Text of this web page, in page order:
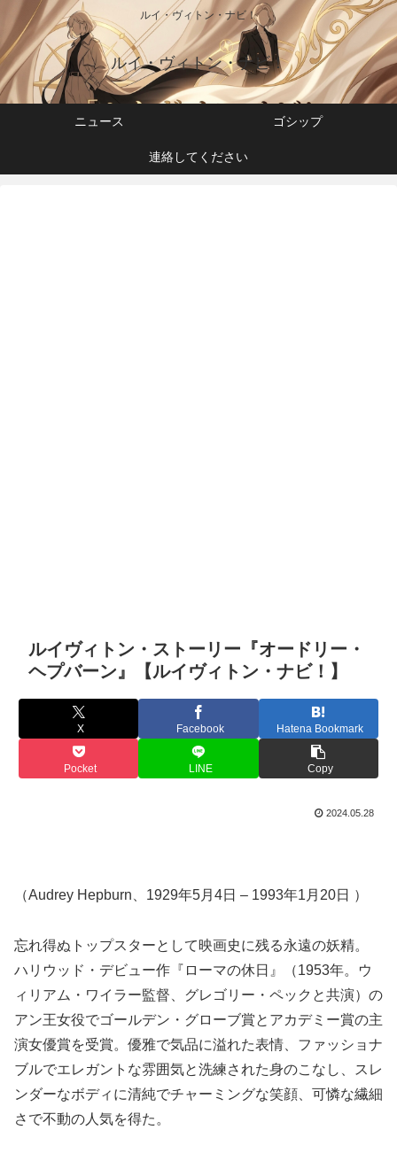
ルイ・ヴィトン・ナビ！
ルイ・ヴィトン・ナビ！
ニュース ゴシップ
連絡してください
ルイヴィトン・ストーリー『オードリー・
ヘプバーン』【ルイヴィトン・ナビ！】
X Facebook Hatena Bookmark
Pocket LINE Copy
2024.05.28
（Audrey Hepburn、1929年5月4日 – 1993年1月20日 ）
忘れ得ぬトップスターとして映画史に残る永遠の妖精。
ハリウッド・デビュー作『ローマの休日』（1953年。ウ
ィリアム・ワイラー監督、グレゴリー・ペックと共演）の
アン王女役でゴールデン・グローブ賞とアカデミー賞の主
演女優賞を受賞。優雅で気品に溢れた表情、ファッショナ
ブルでエレガントな雰囲気と洗練された身のこなし、スレ
ンダーなボディに清純でチャーミングな笑顔、可憐な繊細
さで不動の人気を得た。